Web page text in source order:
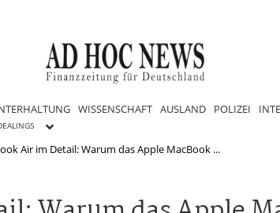
WISSENSCHAFT AUSLAND POLIZEI
Air im Detail: Warum das Apple MacBook ...